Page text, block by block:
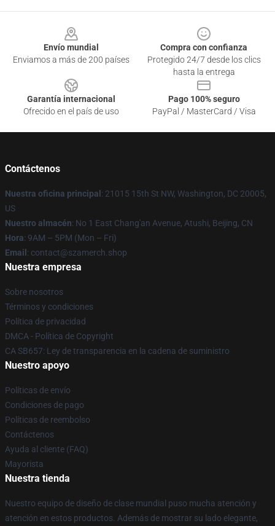
Envío mundial
Enviamos a más de 200 países
Compra con confianza
Protegido 24/7 desde los clics
hasta la entrega
Garantía internacional
Ofrecido en el país de uso
Pago 100% seguro
PayPal / MasterCard / Visa
Contáctenos
Nuestra oficina principal : 21015 15th St NW, Washington, DC 20005,
US
Nuestro almacén: No 1 East Chang'an Avenue, Atushi, Beijing, CN
Hora: 9AM – 5PM (Mon – Fri)
Email : contact@szamerch.shop
Nuestra empresa
Sobre nosotros
Términos y condiciones
Política de privacidad
DMCA - Política de Copyright
CA SB657: Ley de transparencia en la cadena de suministro
Nuestro apoyo
Políticas de envío
Condiciones de pago
Políticas de reembolso
Contáctenos
Ayuda al cliente (FAQ)
Mayorista
Nuestra tienda
Nuestro equipo de diseño de clase mundial puso mucha atención y
atención en estos productos. Además de mostrar su lado elegante,